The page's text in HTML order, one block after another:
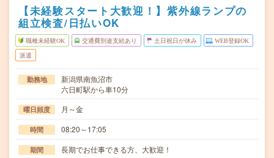
【未経験スタート大歓迎！】紫外線ランプの
組立検査/日払いOK
職種未経験OK 交通費別途支給あり 土日祝日が休み WEB登録OK
派遣
勤務地
新潟県南魚沼市
六日町駅から車10分
曜日頻度 月～金
時間 08:20～17:05
期間 長期でお仕事できる方、大歓迎！